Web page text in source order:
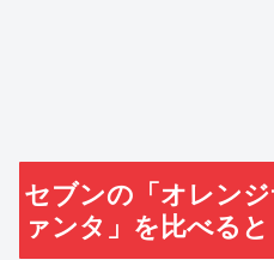
セブンの「オレン
ァンタ」を比べると